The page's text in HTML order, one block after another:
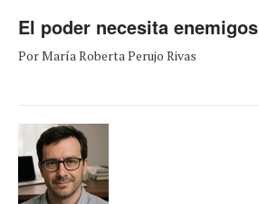
El poder necesita enemigos
Por María Roberta Perujo Rivas